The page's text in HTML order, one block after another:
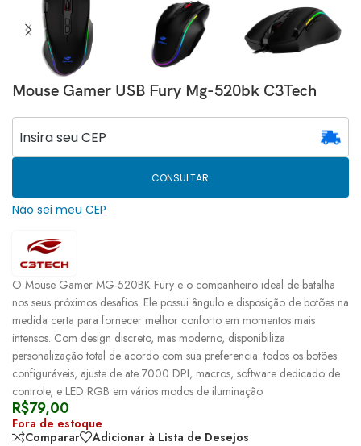
Mouse Gamer USB Fury Mg-520bk C3Tech
CONSULTAR
Não sei meu CEP
O Mouse Gamer MG-520BK Fury e o companheiro ideal de batalha
nos seus próximos desafios. Ele possui ângulo e disposição de botões na
medida certa para fornecer melhor conforto em momentos mais
intensos. Com design discreto, mas moderno, disponibiliza
personalização total de acordo com sua preferencia: todos os botões
configuráveis, ajuste de ate 7000 DPI, macros, software dedicado de
controle, e LED RGB em vários modos de iluminação.
R$79,00
Fora de estoque
Comparar
Adicionar à Lista de Desejos